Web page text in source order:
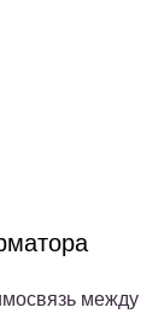
между